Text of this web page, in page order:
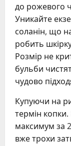
до рожевого
Уникайте
соланін, що
робить
Розмір не
бульби
чудово
Купуючи на
термін
максимум за
вже трохи